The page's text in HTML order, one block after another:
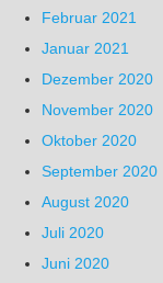
Februar 2021
Januar 2021
Dezember 2020
November 2020
Oktober 2020
September 2020
August 2020
Juli 2020
Juni 2020